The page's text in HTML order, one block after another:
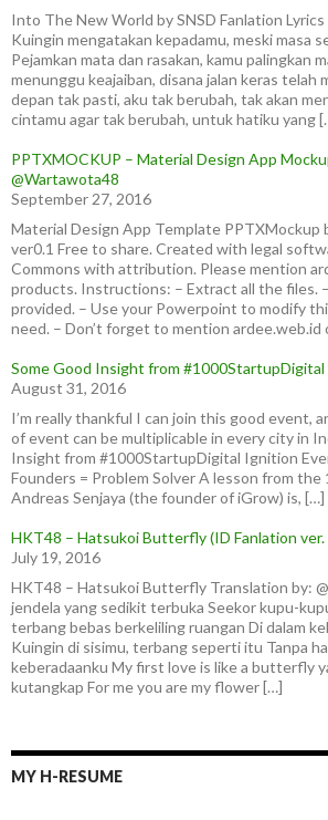
Into The New World by SNSD Fanlation
Kuingin mengatakan kepadamu, meski masa
Pejamkan mata dan rasakan, kamu palingkan
menunggu keajaiban, disana jalan keras telah
depan tak pasti, aku tak berubah, tak akan
cintamu agar tak berubah, untuk hatiku yang
PPTXMOCKUP – Material Design App
@Wartawota48
September 27, 2016
Material Design App Template PPTXMockup
ver0.1 Free to share. Created with legal
Commons with attribution. Please mention
products. Instructions: – Extract all the files.
provided. – Use your Powerpoint to modify
need. – Don’t forget to mention
Some Good Insight from #1000StartupDigital
August 31, 2016
I’m really thankful I can join this good event,
of event can be multiplicable in every city in
Insight from #1000StartupDigital Ignition
Founders = Problem Solver A lesson from
Andreas Senjaya (the founder of iGrow) is, […]
HKT48 – Hatsukoi Butterfly (ID Fanlation ver.
July 19, 2016
HKT48 – Hatsukoi Butterfly Translation by:
jendela yang sedikit terbuka Seekor kupu-
terbang bebas berkeliling ruangan Di dalam
Kuingin di sisimu, terbang seperti itu Tanpa
keberadaanku My first love is like a butterfly
kutangkap For me you are my flower […]
MY H-RESUME